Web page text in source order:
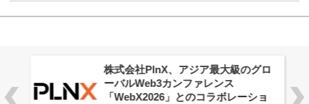
株式会社PlnX、アジア最大級のグロ
ーバルWeb3カンファレンス
「WebX2026」とのコラボレーショ